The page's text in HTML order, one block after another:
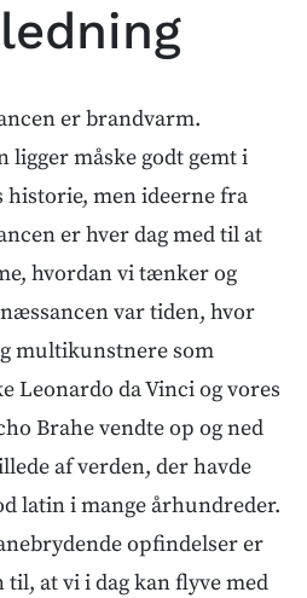
er brandvarm.
ligger måske godt gemt i
historie, men ideerne fra
er hver dag med til at
hvordan vi tænker og
var tiden, hvor
multikunstnere som
Leonardo da Vinci og vores
Brahe vendte op og ned
af verden, der havde
latin i mange århundreder.
opfindelser er
til, at vi i dag kan flyve med